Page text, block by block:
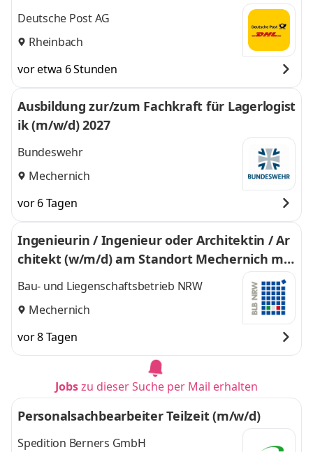
Deutsche Post AG
Rheinbach
vor etwa 6 Stunden
Ausbildung zur/zum Fachkraft für Lagerlogist
ik (m/w/d) 2027
Bundeswehr
Mechernich
vor 6 Tagen
Ingenieurin / Ingenieur oder Architektin / Ar
chitekt (w/m/d) am Standort Mechernich mit
dem Schwerpunkt Projektmanagement für d
en Bundesbau
Bau- und Liegenschaftsbetrieb NRW
Mechernich
vor 8 Tagen
Jobszu dieser Suche per Mail erhalten
Personalsachbearbeiter Teilzeit (m/w/d)
Spedition Berners GmbH